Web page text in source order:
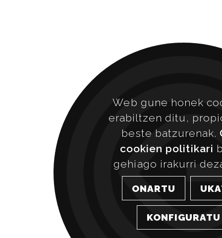
Web gune honek
erabiltzen ditu,
beste batzurenak.
cookien politikari
gehiago irakurri